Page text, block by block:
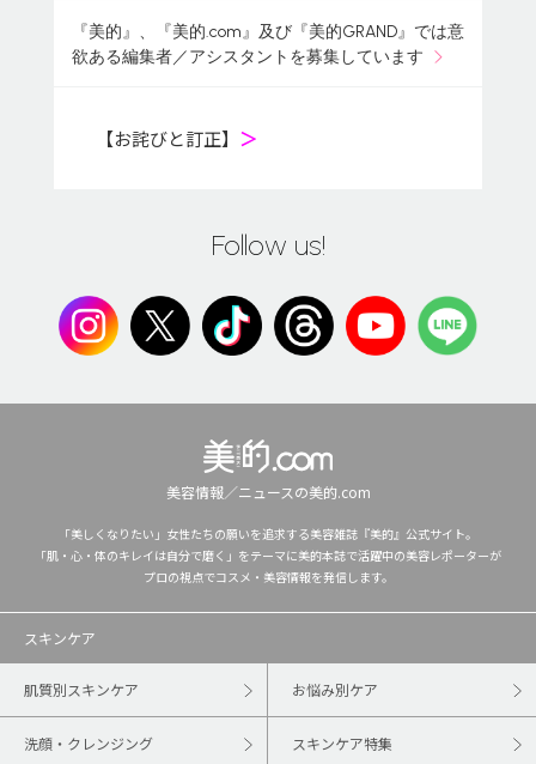
『美的』、『美的.com』及び『美的GRAND』では意
欲ある編集者／アシスタントを募集しています
【お詫びと訂正】 ＞
Follow us!
美容情報／ニュースの美的.com
「美しくなりたい」女性たちの願いを追求する美容雑誌『美的』公式サイト。
「肌・心・体のキレイは自分で磨く」をテーマに美的本誌で活躍中の美容レポーターが
プロの視点でコスメ・美容情報を発信します。
スキンケア
肌質別スキンケア お悩み別ケア
洗顔・クレンジング スキンケア特集